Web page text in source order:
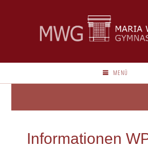
MENÜ
Informationen